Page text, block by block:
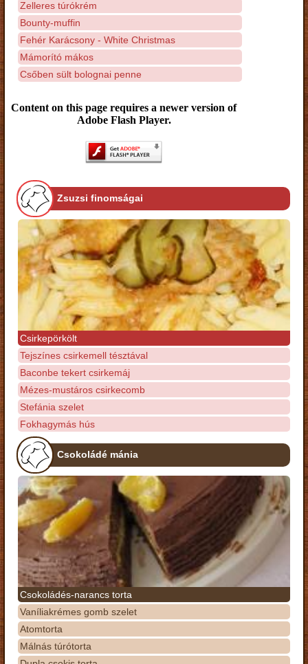
Zelleres túrókrém
Bounty-muffin
Fehér Karácsony - White Christmas
Mámorító mákos
Csőben sült bolognai penne
Content on this page requires a newer version of
Adobe Flash Player.
Zsuzsi finomságai
Csirkepörkölt
Tejszínes csirkemell tésztával
Baconbe tekert csirkemáj
Mézes-mustáros csirkecomb
Stefánia szelet
Fokhagymás hús
Csokoládé mánia
Csokoládés-narancs torta
Vaníliakrémes gomb szelet
Atomtorta
Málnás túrótorta